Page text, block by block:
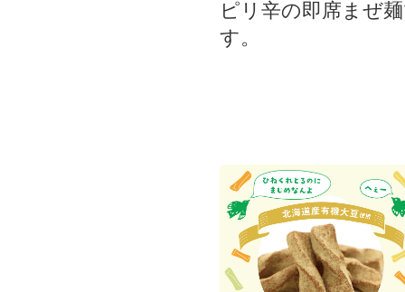
ピリ辛の即席まぜ
す。